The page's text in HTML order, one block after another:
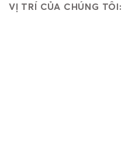
VỊ TRÍ CỦA CHÚNG TÔI: